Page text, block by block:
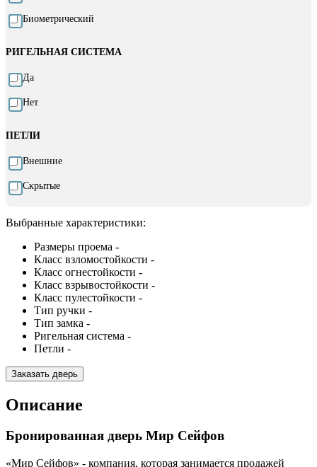
Биометрический
РИГЕЛЬНАЯ СИСТЕМА
Да
Нет
ПЕТЛИ
Внешние
Скрытые
Выбранные характеристики:
Размеры проема -
Класс взломостойкости -
Класс огнестойкости -
Класс взрывостойкости -
Класс пулестойкости -
Тип ручки -
Тип замка -
Ригельная система -
Петли -
Заказать дверь
Описание
Бронированная дверь Мир Сейфов
«Мир Сейфов» - компания, которая занимается продажей